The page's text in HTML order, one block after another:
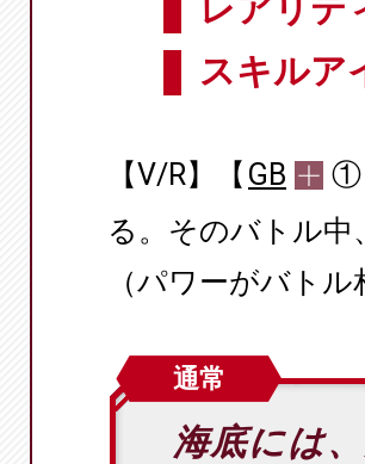
レアリテ
スキルア
【V/R】【 GB
①
る。そのバトル中
（パワーがバト
通常
海底には